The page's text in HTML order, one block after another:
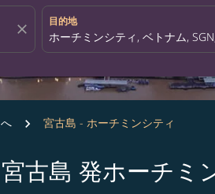
close
目的地
宮古島 - ホーチミンシティ
宮古島 発ホーチ
) を更新するか、以下の個々の日